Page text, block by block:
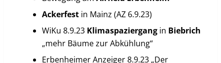
Ackerfestin Mainz (AZ 6.9.23)
WiKu 8.9.23 Klimaspaziergangin Biebrich
„mehr Bäume zur Abkühlung“
Erbenheimer Anzeiger 8.9.23 „Der